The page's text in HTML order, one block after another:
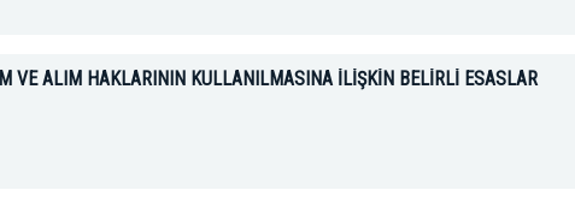
VE ALIM HAKLARININ KULLANILMASINA İLİŞKİN BELİRLİ ESASLAR